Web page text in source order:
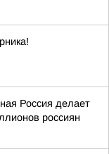
Россия делает
россиян